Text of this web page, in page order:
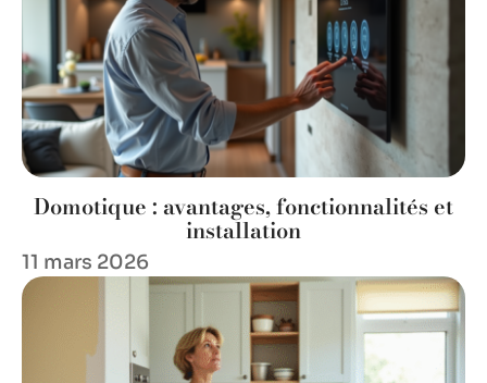
Domotique : avantages, fonctionnalités et
installation
11 mars 2026